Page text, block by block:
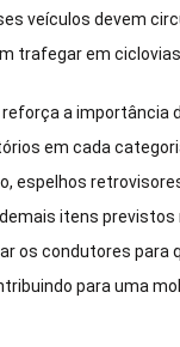
veículos devem
trafegar em
a importância
em cada
espelhos
itens previstos
os condutores para
para uma